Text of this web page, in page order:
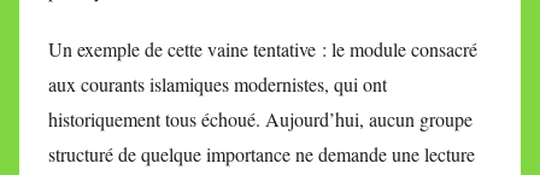
Un exemple de cette vaine tentative : le module consacré
aux courants islamiques modernistes, qui ont
historiquement tous échoué. Aujourd’hui, aucun groupe
structuré de quelque importance ne demande une lecture